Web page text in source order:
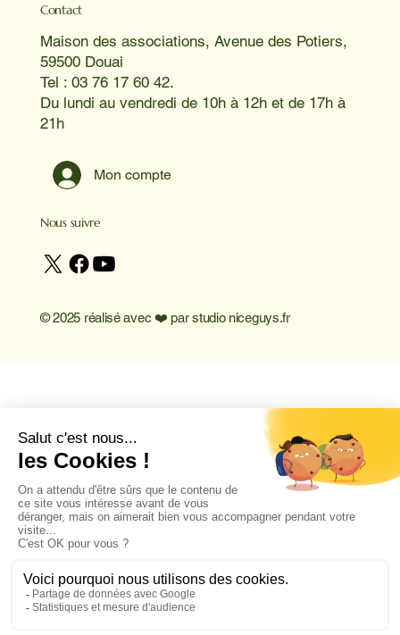
Contact
Maison des associations, Avenue des Potiers,
59500 Douai
Tel : 03 76 17 60 42.
Du lundi au vendredi de 10h à 12h et de 17h à
21h
Mon compte
Nous suivre
© 2025 réalisé avec ❤️ parstudio niceguys.fr